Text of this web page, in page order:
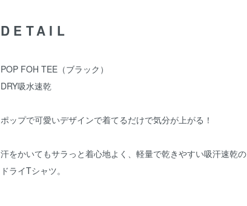
DETAIL
POP FOH TEE（ブラック）
DRY吸水速乾
ポップで可愛いデザインで着てるだけで気分が上がる！
汗をかいてもサラっと着心地よく、軽量で乾きやすい吸汗速乾の
ドライTシャツ。